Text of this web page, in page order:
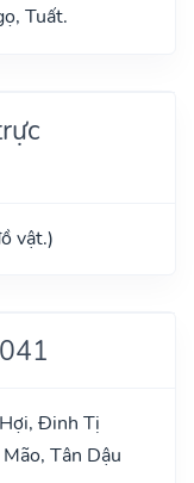
Tuất.
vật.)
Đinh Tị
Tân Dậu